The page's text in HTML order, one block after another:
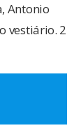
Antonio
vestiário. 2